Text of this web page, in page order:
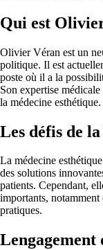
Qui est
Olivier Véran est un
politique. Il est
poste où il a la
Son expertise
la médecine esthétique.
Les défis de
La médecine
des solutions
patients. Cependant,
importants, notamment
pratiques.